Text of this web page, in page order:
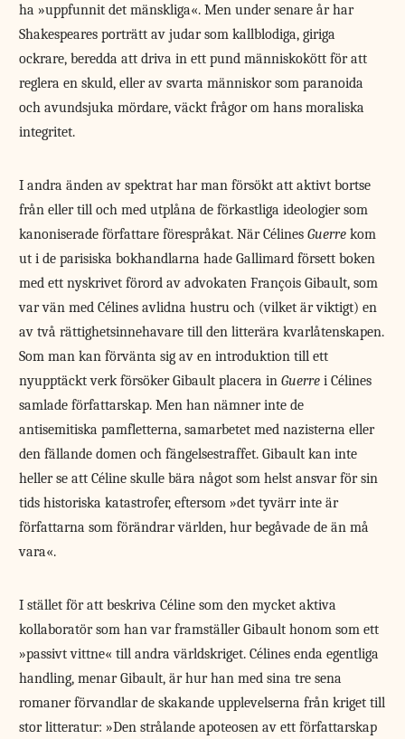
ha »uppfunnit det mänskliga«. Men under senare år har
Shake­speares porträtt av judar som kallblodiga, giriga
ockrare, beredda att driva in ett pund människokött för att
reglera en skuld, eller av svarta människor som paranoida
och avundsjuka mördare, väckt frågor om hans moraliska
integritet.
I andra änden av spektrat har man försökt att aktivt bortse
från eller till och med utplåna de förkastliga ideologier som
kanoniserade författare förespråkat. När CélinesGuerre kom
ut i de parisiska bokhandlarna hade Gallimard försett boken
med ett nyskrivet förord av advokaten François Gibault, som
var vän med Célines avlidna hustru och (vilket är viktigt) en
av två rättighetsinnehavare till den litterära kvarlåtenskapen.
Som man kan förvänta sig av en introduktion till ett
nyupptäckt verk försöker Gibault placera inGuerre i Célines
samlade författarskap. Men han nämner inte de
antisemitiska pamfletterna, samarbetet med nazisterna eller
den fällande domen och fängelsestraffet. Gibault kan inte
heller se att Céline skulle bära något som helst ansvar för sin
tids historiska katastrofer, eftersom »det tyvärr inte är
författarna som förändrar världen, hur begåvade de än må
vara«.
I stället för att beskriva Céline som den mycket aktiva
kollaboratör som han var framställer Gibault honom som ett
»passivt vittne« till andra världskriget. Célines enda egentliga
handling, menar Gibault, är hur han med sina tre sena
romaner förvandlar de skakande upplevelserna från kriget till
stor litteratur: »Den strålande apoteosen av ett författarskap